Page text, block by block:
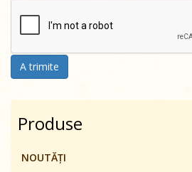
A trimite
Produse
NOUTĂȚI